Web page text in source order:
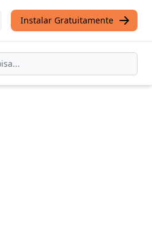
Instalar Gratuitamente